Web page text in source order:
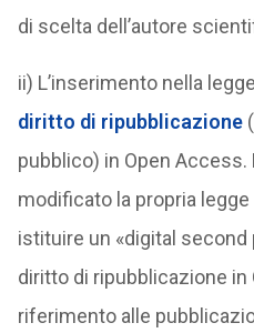
di scelta dell’autore
ii) L’inserimento nella
diritto di ripubblicazione
pubblico) in Open Access.
modificato la propria
istituire un «digital second
diritto di ripubblicazione
riferimento alle